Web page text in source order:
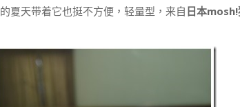
夏天带着它也挺不方便，轻量型，来自 日本